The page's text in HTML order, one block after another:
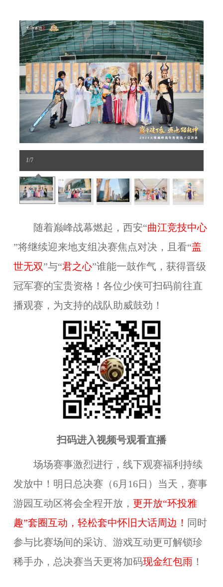
1/7
随着巅峰战幕燃起，西安“曲江竞技中心
”将继续迎来地支组决赛焦点对决，且看“盖
世无双”与“君之心”谁能一鼓作气，获得晋级
冠军赛的宝贵资格！各位少侠可扫码前往直
播观赛，为支持的战队助威鼓劲！
扫码进入视频号观看直播
场场赛事激烈进行，线下观赛福利持续
发放中！明日总决赛（6月16日）当天，赛事
游园互动区将会全程开放， 更开放“环投雅
趣”套圈互动， 轻松套中怀旧大话周边 ！
同时
参与比赛场间的采访、游戏互动更可解锁珍
稀手办，总决赛当天更将加码现金红包雨 ！